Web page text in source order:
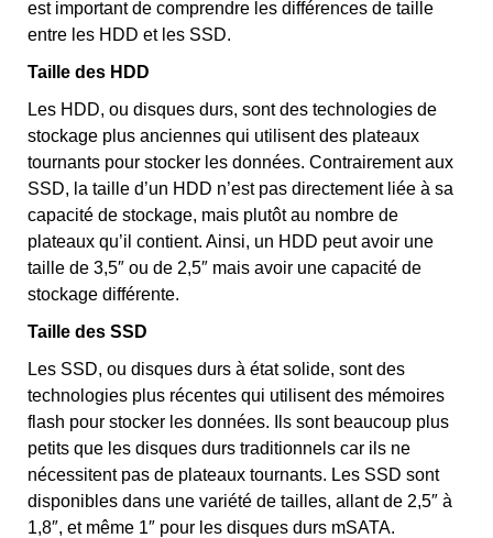
est important de comprendre les différences de taille
entre les HDD et les SSD.
Taille des HDD
Les HDD, ou disques durs, sont des technologies de
stockage plus anciennes qui utilisent des plateaux
tournants pour stocker les données. Contrairement aux
SSD, la taille d’un HDD n’est pas directement liée à sa
capacité de stockage, mais plutôt au nombre de
plateaux qu’il contient. Ainsi, un HDD peut avoir une
taille de 3,5″ ou de 2,5″ mais avoir une capacité de
stockage différente.
Taille des SSD
Les SSD, ou disques durs à état solide, sont des
technologies plus récentes qui utilisent des mémoires
flash pour stocker les données. Ils sont beaucoup plus
petits que les disques durs traditionnels car ils ne
nécessitent pas de plateaux tournants. Les SSD sont
disponibles dans une variété de tailles, allant de 2,5″ à
1,8″, et même 1″ pour les disques durs mSATA.